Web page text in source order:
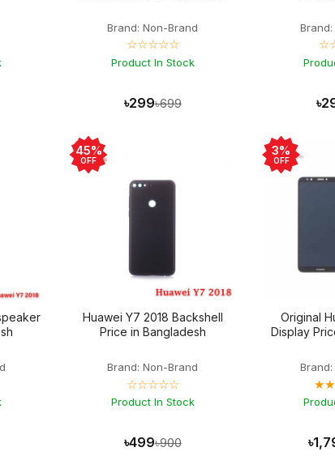
Brand: Non-Brand
☆☆☆☆☆
Product In Stock
৳299৳699
45%
OFF
Huawei Y7 2018 Backshell
Price in Bangladesh
Brand: Non-Brand
☆☆☆☆☆
Product In Stock
৳499৳900
3%
OFF
Original
Display